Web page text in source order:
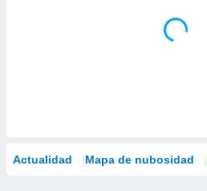
Actualidad Mapa de nubosidad